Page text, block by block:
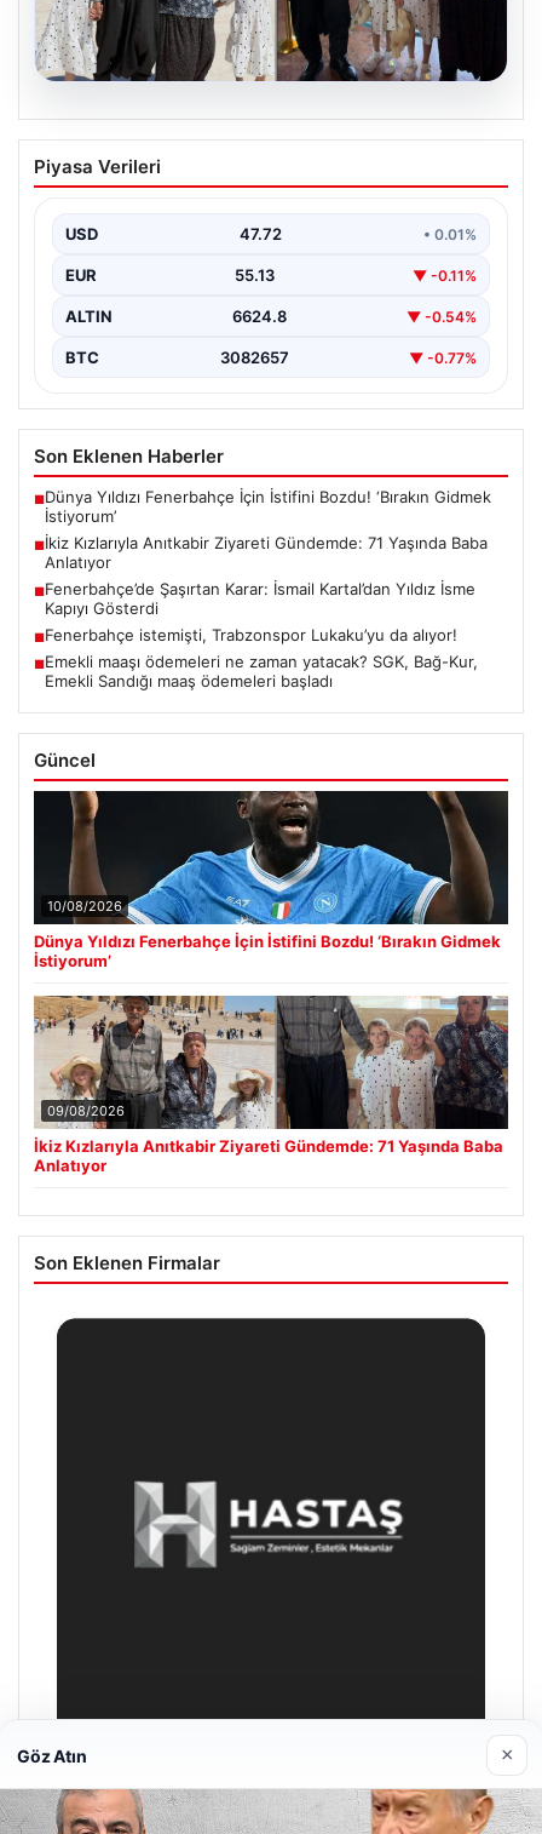
09.08.2026
İkiz Kızlarıyla Anıtkabir Ziyareti
Gündemde: 71 Yaşında Baba Anlatıyor
ailesinin öyküsü, sosyal medyada geniş yankı
uyarmaya…
Piyasa Verileri
USD 47.72 • 0.01%
EUR 55.13 ▼ -0.11%
ALTIN 6624.8 ▼ -0.54%
BTC 3082657 ▼ -0.77%
Son Eklenen Haberler
■Dünya Yıldızı Fenerbahçe İçin İstifini Bozdu! ‘Bırakın Gidmek
İstiyorum’
■İkiz Kızlarıyla Anıtkabir Ziyareti Gündemde: 71 Yaşında Baba
Anlatıyor
■Fenerbahçe’de Şaşırtan Karar: İsmail Kartal’dan Yıldız İsme
Kapıyı Gösterdi
■Fenerbahçe istemişti, Trabzonspor Lukaku’yu da alıyor!
■Emekli maaşı ödemeleri ne zaman yatacak? SGK, Bağ-Kur,
Emekli Sandığı maaş ödemeleri başladı
Güncel
10/08/2026
Dünya Yıldızı Fenerbahçe İçin İstifini Bozdu! ‘Bırakın Gidmek
İstiyorum’
09/08/2026
İkiz Kızlarıyla Anıtkabir Ziyareti Gündemde: 71 Yaşında Baba
Anlatıyor
Son Eklenen Firmalar
Prenses Night Club
29/04/2026
Göz Atın ×